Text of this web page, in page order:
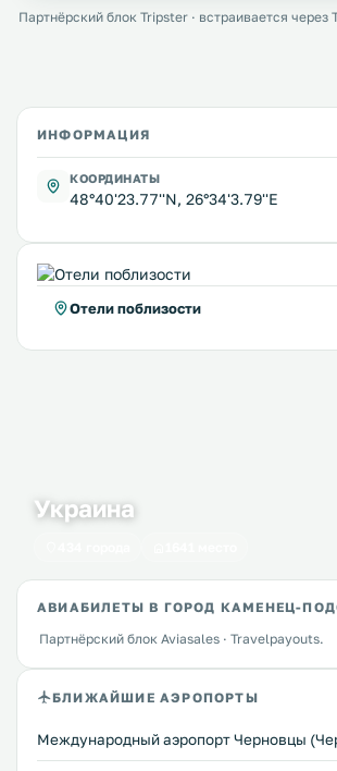
Партнёрский блок Tripster · встраивается через
ИНФОРМАЦИЯ
КООРДИНАТЫ
48°40'23.77''N, 26°34'3.79''E
Отели поблизости
Украина
АВИАБИЛЕТЫ В ГОРОД КАМЕНЕЦ-
Партнёрский блок Aviasales · Travelpayouts.
БЛИЖАЙШИЕ АЭРОПОРТЫ
Международный аэропорт Черновцы